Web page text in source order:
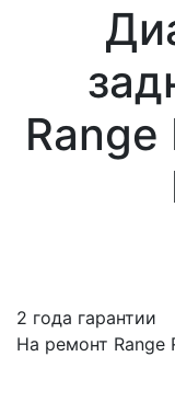
2 года гарантии
На ремонт Range